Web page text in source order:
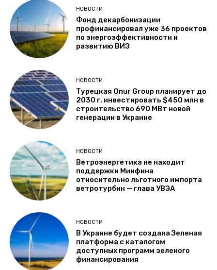
НОВОСТИ
Фонд декарбонизации
профинансировал уже 36 проектов
по энергоэффективности и
развитию ВИЭ
НОВОСТИ
Турецкая Onur Group планирует до
2030 г. инвестировать $450 млн в
строительство 690 МВт новой
генерации в Украине
НОВОСТИ
Ветроэнергетика не находит
поддержки Минфина
относительно льготного импорта
ветротурбин — глава УВЭА
НОВОСТИ
В Украине будет создана Зеленая
платформа с каталогом
доступных программ зеленого
финансирования